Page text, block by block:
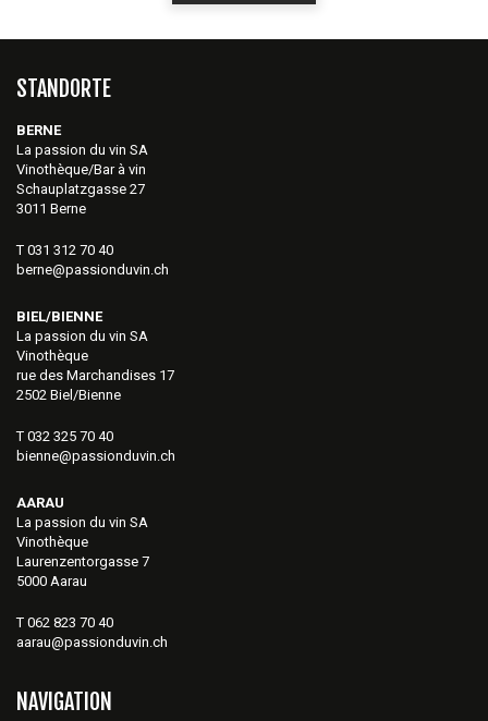
STANDORTE
BERNE
La passion du vin SA
Vinothèque/Bar à vin
Schauplatzgasse 27
3011 Berne
T 031 312 70 40
berne@passionduvin.ch
BIEL/BIENNE
La passion du vin SA
Vinothèque
rue des Marchandises 17
2502 Biel/Bienne
T 032 325 70 40
bienne@passionduvin.ch
AARAU
La passion du vin SA
Vinothèque
Laurenzentorgasse 7
5000 Aarau
T 062 823 70 40
aarau@passionduvin.ch
NAVIGATION